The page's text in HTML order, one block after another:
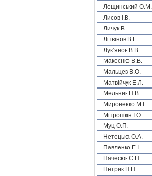
Лещинський О.М.
Лисов І.В.
Личук В.І.
Літвінов В.Г.
Лук’янов В.В.
Макеєнко В.В.
Мальцев В.О.
Матвійчук Е.Л.
Мельник П.В.
Мироненко М.І.
Мітрошкін І.О.
Муц О.П.
Нетецька О.А.
Павленко Е.І.
Пачесюк С.Н.
Петрик П.П.